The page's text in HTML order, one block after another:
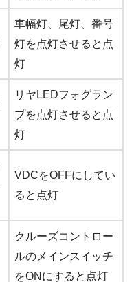
車幅灯、尾灯、番号
灯を点灯させると点
灯
リヤLEDフォグラン
プを点灯させると点
灯
VDCをOFFにしてい
ると点灯
クルーズコントロー
ルのメインスイッチ
をONにすると点灯